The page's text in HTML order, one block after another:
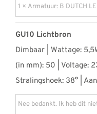
GU10 Lichtbron
Dimbaar | Wattage:
(in mm): 50 | Voltage:
Stralingshoek: 38° |